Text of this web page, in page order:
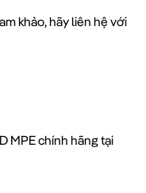
khảo, hãy liên hệ với
MPE chính hãng tại